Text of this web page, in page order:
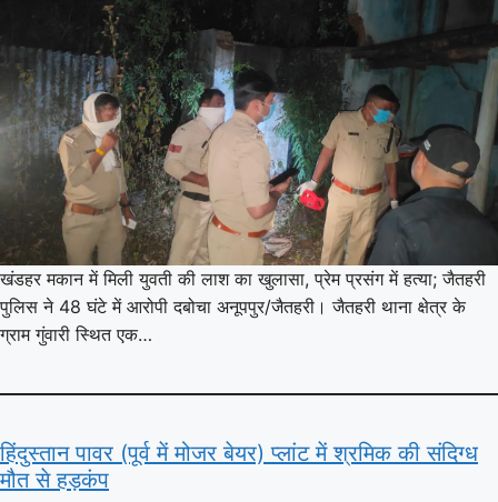
खंडहर मकान में मिली युवती की लाश का खुलासा, प्रेम प्रसंग में हत्या; जैतहरी
पुलिस ने 48 घंटे में आरोपी दबोचा अनूपपुर/जैतहरी। जैतहरी थाना क्षेत्र के
ग्राम गुंवारी स्थित एक…
हिंदुस्तान पावर (पूर्व में मोजर बेयर) प्लांट में श्रमिक की संदिग्ध
मौत से हड़कंप